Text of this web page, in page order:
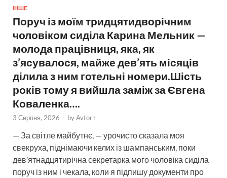
ІНШЕ
Поруч із моїм тридцятидворічним
чоловіком сиділа Карина Мельник —
молода працівниця, яка, як
з’ясувалося, майже дев’ять місяців
ділила з ним готельні номери.Шість
років тому я вийшла заміж за Євгена
Коваленка….
3 Серпня, 2026 - byAvtor+
— За світле майбутнє, — урочисто сказала моя
свекруха, піднімаючи келих із шампанським, поки
дев’ятнадцятирічна секретарка мого чоловіка сиділа
поруч із ним і чекала, коли я підпишу документи про